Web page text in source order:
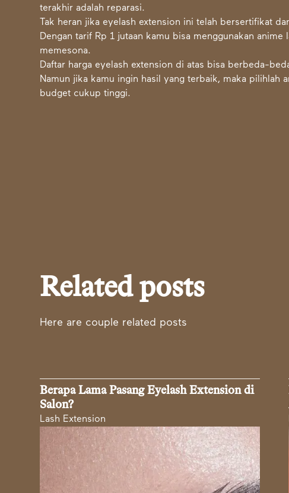
terakhir adalah reparasi.
Tak heran jika eyelash extension ini telah bersertifikat
Dengan tarif Rp 1 jutaan kamu bisa menggunakan
memesona.
Daftar harga eyelash extension di atas bisa berbeda-
Namun jika kamu ingin hasil yang terbaik, maka pilihlah
budget cukup tinggi.
Related posts
Here are couple related posts
Berapa Lama Pasang Eyelash Extension di
Salon?
Lash Extension